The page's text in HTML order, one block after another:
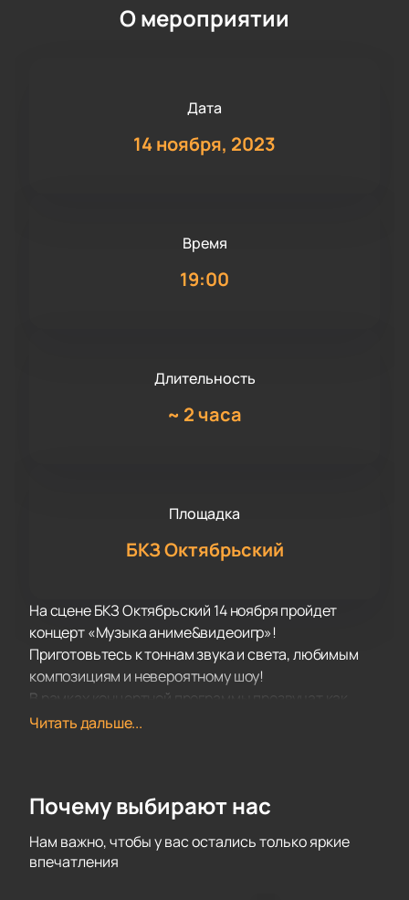
О мероприятии
Дата
14 ноября, 2023
Время
19:00
Длительность
~ 2 часа
Площадка
БКЗ Октябрьский
На сцене БКЗ Октябрьский 14 ноября пройдет
концерт «Музыка аниме&видеоигр»!
Приготовьтесь к тоннам звука и света, любимым
композициям и невероятному шоу!
В рамках концертной программы прозвучат как
хорошо известные поклонникам аниме хиты, так и
качественный звук и эффектное световое и
Подарите себе невероятные впечатления от
посещения концерта своих любимых песен!
Читать дальше...
Почему выбирают нас
Нам важно, чтобы у вас остались только яркие
впечатления